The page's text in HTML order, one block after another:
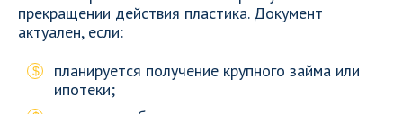
прекращении действия пластика. Документ
актуален, если:
планируется получение крупного займа или
ипотеки;